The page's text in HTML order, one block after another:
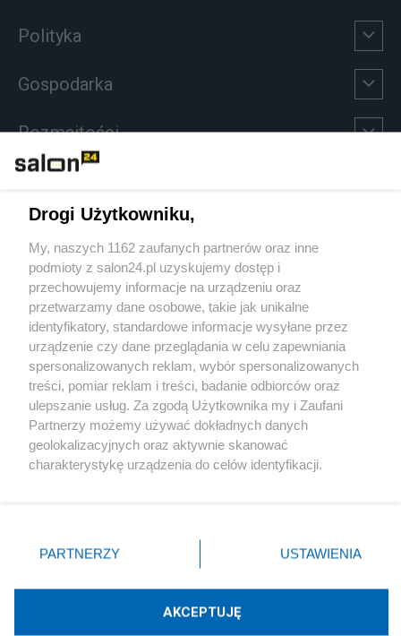
Polityka
Gospodarka
Rozmaitości
Sport
Społeczeństwo
Kultura
X Facebook Instagram Youtube
Drogi Użytkowniku,
My, naszych 1162 zaufanych partnerów oraz inne
podmioty z salon24.pl uzyskujemy dostęp i
przechowujemy informacje na urządzeniu oraz
przetwarzamy dane osobowe, takie jak unikalne
identyfikatory, standardowe informacje wysyłane przez
urządzenie czy dane przeglądania w celu zapewniania
spersonalizowanych reklam, wybór spersonalizowanych
treści, pomiar reklam i treści, badanie odbiorców oraz
ulepszanie usług. Za zgodą Użytkownika my i Zaufani
Partnerzy możemy używać dokładnych danych
geolokalizacyjnych oraz aktywnie skanować
charakterystykę urządzenia do celów identyfikacji.
zmienić/wycofać klikając przycisk ustawień prywatności
znajdujący się w lewym dolnym rogu strony
rodzaje przetwarzania danych nie wymagają zgody
użytkownika, ale masz prawo sprzeciwić się takiemu
przetwarzaniu. Preferencje będą miały zastosowania tylko
PARTNERZY USTAWIENIA
AKCEPTUJĘ